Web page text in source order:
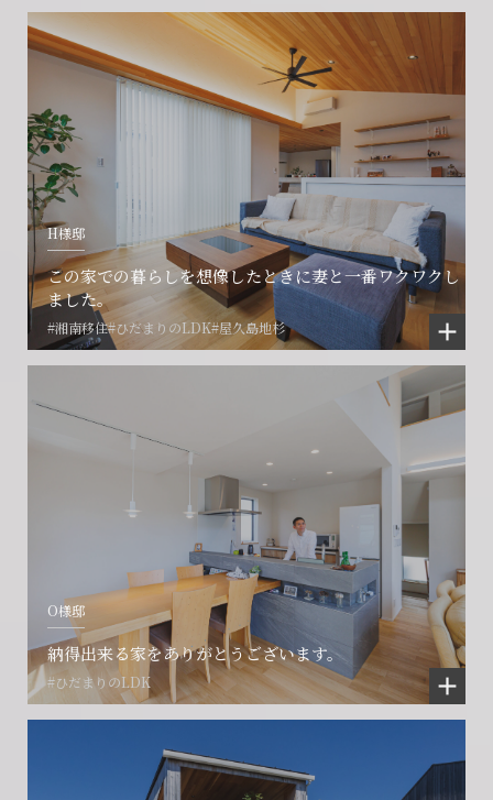
H様邸
この家での暮らしを想像したときに妻と一番ワクワクし
ました。
#湘南移住#ひだまりのLDK#屋久島地杉
O様邸
納得出来る家をありがとうございます。
#ひだまりのLDK
会社に関することや物件についての
ご相談はこちら
フォームからのお問い合わせ
CONTACT
お電話でのお問い合わせ
0466-24-2478
営業時間9:30~18:30 水曜定休
賃貸物件入居者様の
お困りごとのご相談はこちら
解約のお申し込み
CONTACT
プロコール24ご利用の方
0120-073-386
土地の活用・賃貸経営に関する
ご相談はこちら
フォームからのお問い合わせ
CONTACT
賃貸管理事業部へのお問い合わせ
0466-24-2478
営業時間9:30~18:30 水曜定休